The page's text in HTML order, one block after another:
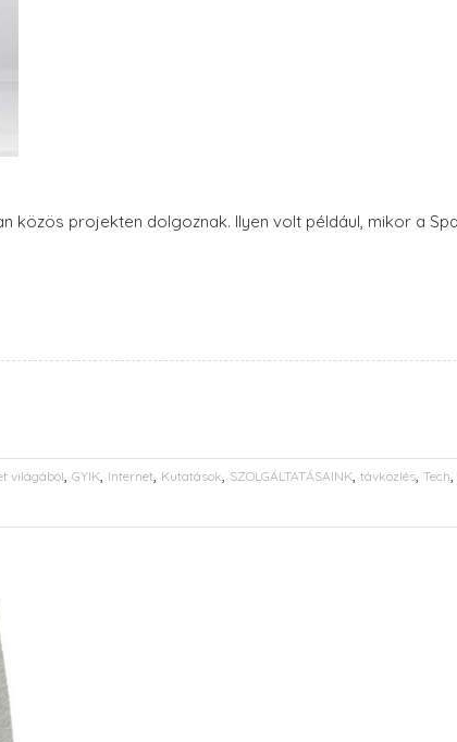
projekten dolgoznak. Ilyen volt például, mikor a
világából, GYIK, Internet, Kutatások, SZOLGÁLTATÁSAINK, távközlés, Tech,